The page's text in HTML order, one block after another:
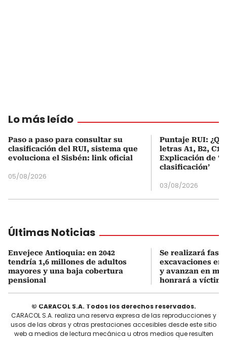
Lo más leído
Paso a paso para consultar su
clasificación del RUI, sistema que
evoluciona el Sisbén: link oficial
05/08/2026
Puntaje RUI:
letras A1, B2, C1
Explicación de
clasificación’
03/08/2026
Últimas Noticias
Envejece Antioquia: en 2042
tendría 1,6 millones de adultos
mayores y una baja cobertura
pensional
Se realizará fase
excavaciones en
y avanzan en
honrará a
© CARACOL S.A. Todos los derechos reservados.
CARACOL S.A. realiza una reserva expresa de las reproducciones y
usos de las obras y otras prestaciones accesibles desde este sitio
web a medios de lectura mecánica u otros medios que resulten